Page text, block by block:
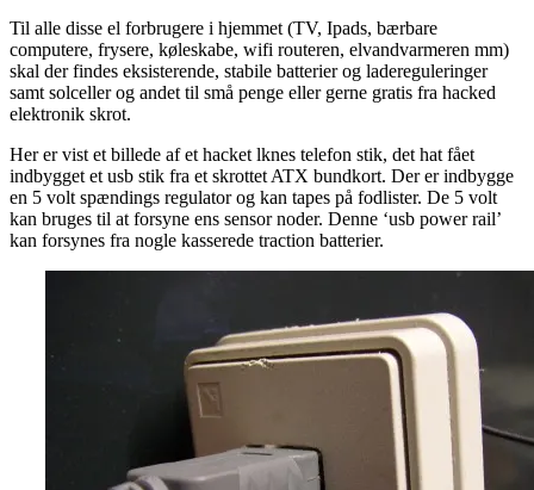
Til alle disse el forbrugere i hjemmet (TV, Ipads, bærbare
computere, frysere, køleskabe, wifi routeren, elvandvarmeren mm)
skal der findes eksisterende, stabile batterier og ladereguleringer
samt solceller og andet til små penge eller gerne gratis fra hacked
elektronik skrot.
Her er vist et billede af et hacket lknes telefon stik, det hat fået
indbygget et usb stik fra et skrottet ATX bundkort. Der er indbygge
en 5 volt spændings regulator og kan tapes på fodlister. De 5 volt
kan bruges til at forsyne ens sensor noder. Denne ‘usb power rail’
kan forsynes fra nogle kasserede traction batterier.